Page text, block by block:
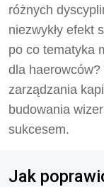
różnych
niezwykły efekt
po co tematyka
dla
zarządzania
budowania
sukcesem.
Jak